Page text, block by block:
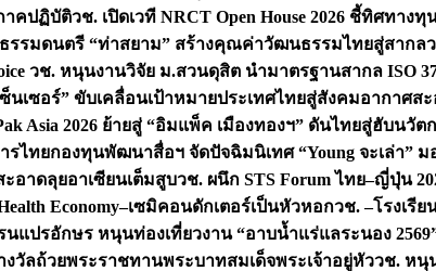
าคปฏิบัติวช. เปิดเวที NRCT Open House 2026 ชี้ทิศทา
รรมดนตรี “ท่าสยาม” สร้างคุณค่าวัฒนธรรมไทยสู่สากล
วช. หนุนงานวิจัย ม.สวนดุสิต นำมาตรฐานสากล ISO
เซอร์” ขับเคลื่อนเป้าหมายประเทศไทยสู่สังคมอากาศส
Asia 2026 ย้ายสู่ “อิมแพ็ค เมืองทองฯ” ดันไทยสู่ฮับน
รไทยกองทุนพัฒนาสื่อฯ จัดปัจฉิมนิเทศ “Young จะเล่า”
อาดลุยอาเซียนเต็มสูบวช. ผนึก STS Forum ไทย–ญี่ปุ่น
Economy–เซมิคอนดักเตอร์เป็นหัวหอกวช. –โรงเรี
แปรอักษร หนุนท่องเที่ยวงาน “อาบน้ำแร่แลระนอง
วัลถ้วยพระราชทานพระบาทสมเด็จพระเจ้าอยู่หัววช. หนุ